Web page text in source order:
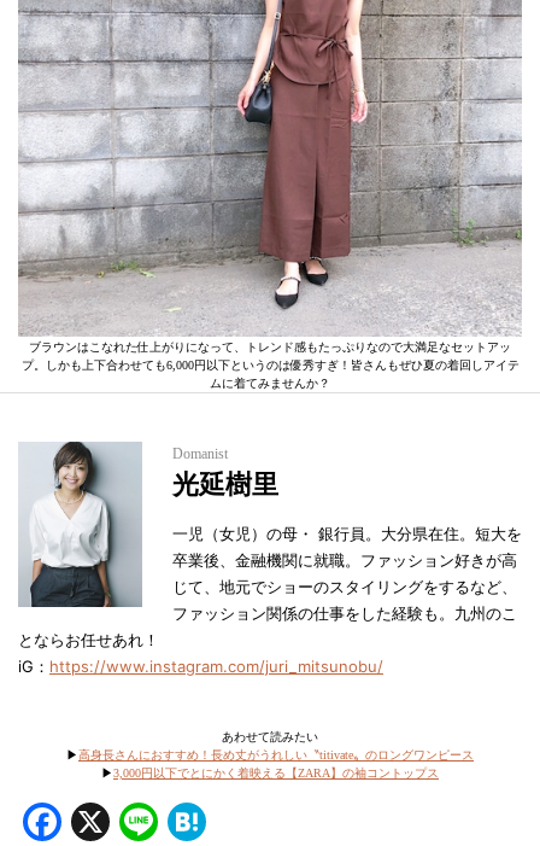
ブラウンはこなれた仕上がりになって、トレンド感もたっぷりなので大満足なセットアッ
プ。しかも上下合わせても6,000円以下というのは優秀すぎ！皆さんもぜひ夏の着回しアイテ
ムに着てみませんか？
Domanist
光延樹里
一児（女児）の母・ 銀行員。大分県在住。短大を
卒業後、金融機関に就職。ファッション好きが高
じて、地元でショーのスタイリングをするなど、
ファッション関係の仕事をした経験も。九州のこ
とならお任せあれ！
iG： https://www.instagram.com/juri_mitsunobu/
あわせて読みたい
▶︎高身長さんにおすすめ！長め丈がうれしい〝titivate〟のロングワンピース
▶︎3,000円以下でとにかく着映える【ZARA】の袖コントップス
Facebook
X Line